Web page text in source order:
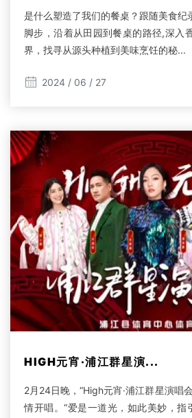
是什么塑造了我们的餐桌？跟随美食纪
脚步，沿着从田园到餐桌的路径,深入
界，找寻从源头种植到美味烹饪的秘...
2024 / 06 / 27
HIGH元宵·浦江群星演...
2月24日晚，“High元宵·浦江群星演唱
情开唱。“爱是一道光，如此美妙，指